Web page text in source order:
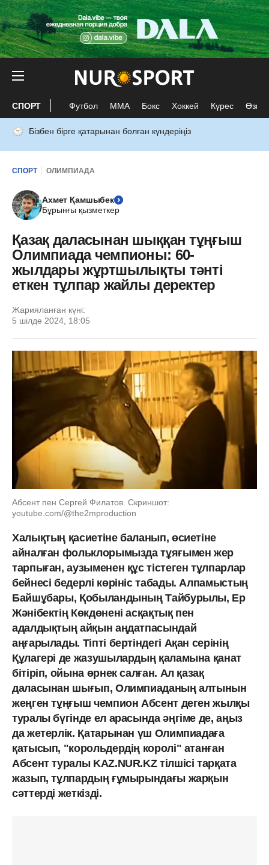
СПОРТ Футбол ММА Бокс Хоккей Күрес Өзге
Бізбен бірге қатарынан болған күндеріңіз
СПОРТ ОЛИМПИАДА
Ахмет Қамшыбек
Бұрынғы қызметкер
Қазақ даласынан шыққан тұңғыш
Олимпиада чемпионы: 60-
жылдары жұртшылықты тәнті
еткен тұлпар жайлы деректер
Жарияланған күні:
5 шілде 2024, 18:05
Абсент пен Сергей Филатов. Скриншот:
youtube.com/@the2mproduction
Халықтың қасиетіне баланып, өсиетіне
айналған фольклорымызда тұяғымен жер
тарпыған, аузыменен құс тістеген тұлпарлар
бейнесі бедерлі көрініс табады. Алпамыстың
Байшұбары, Қобыландының Тайбурылы, Ер
Жәнібектің Көкдөнені асқақтық пен
адалдықтың айқын аңдатпасындай
аңғарылады. Тіпті бертіндегі Ақан серінің
Құлагері де жазушылардың қаламына қанат
бітіріп, ойына өрнек салған. Ал қазақ
даласынан шығып, Олимпиаданың алтынын
жеңген тұңғыш чемпион Абсент деген жылқы
туралы бүгінде ел арасында әңгіме де, аңыз
да жетерлік. Қатарынан үш Олимпиадаға
қатысып, "корольдердің королі" атанған
Абсент туралы KAZ.NUR.KZ тілшісі тарқата
жазып, тұлпардың ғұмырындағы жарқын
сәттерді жеткізді.